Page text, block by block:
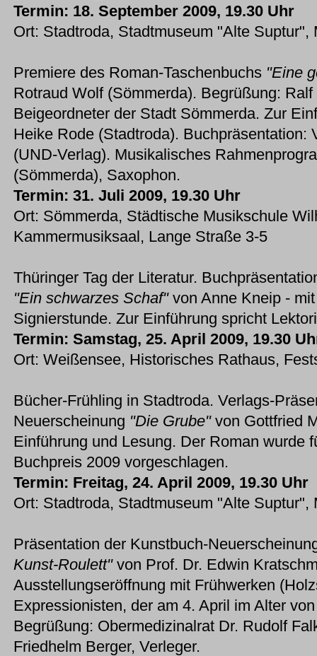
Termin: 18. September 2009, 19.30 Uhr
Ort: Stadtroda, Stadtmuseum "Alte Suptur",
Premiere des Roman-Taschenbuchs "Eine
Rotraud Wolf (Sömmerda). Begrüßung:
Beigeordneter der Stadt Sömmerda. Zur
Heike Rode (Stadtroda). Buchpräsentation:
(UND-Verlag). Musikalisches
(Sömmerda), Saxophon.
Termin: 31. Juli 2009, 19.30 Uhr
Ort: Sömmerda, Städtische Musikschule
Kammermusiksaal, Lange Straße 3-5
Thüringer Tag der Literatur.
"Ein schwarzes Schaf"von Anne Kneip -
Signierstunde. Zur Einführung spricht
Termin: Samstag, 25. April 2009, 19.30
Ort: Weißensee, Historisches Rathaus,
Bücher-Frühling in Stadtroda. Verlags-
Neuerscheinung "Die Grube"von Gottfried
Einführung und Lesung. Der Roman wurde
Buchpreis 2009 vorgeschlagen.
Termin: Freitag, 24. April 2009, 19.30 Uhr
Ort: Stadtroda, Stadtmuseum "Alte Suptur",
Präsentation der Kunstbuch-
Kunst-Roulett"von Prof. Dr. Edwin
Ausstellungseröffnung mit Frühwerken
Expressionisten, der am 4. April im Alter
Begrüßung: Obermedizinalrat Dr. Rudolf
Friedhelm Berger, Verleger.